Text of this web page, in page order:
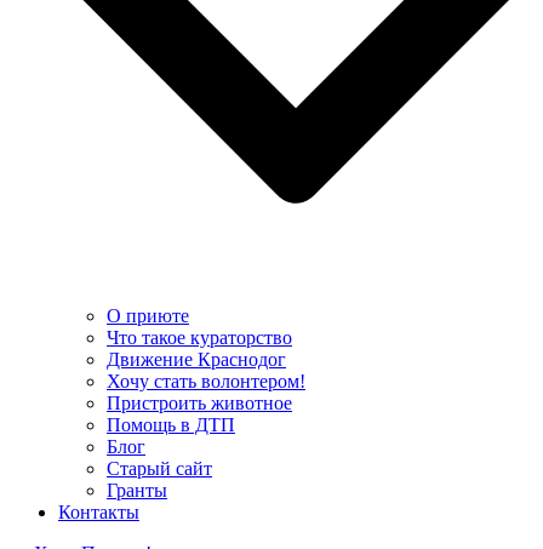
О приюте
Что такое кураторство
Движение Краснодог
Хочу стать волонтером!
Пристроить животное
Помощь в ДТП
Блог
Старый сайт
Гранты
Контакты